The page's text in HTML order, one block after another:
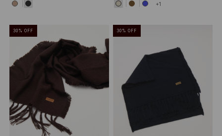
+1
30 % OFF 30 % OFF